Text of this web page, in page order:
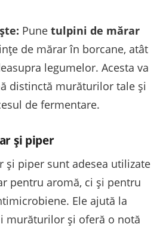
Pune tulpini de mărar
de mărar în borcane, atât
legumelor. Acesta va
distinctă murăturilor tale și
de fermentare.
și piper
și piper sunt adesea utilizate
pentru aromă, ci și pentru
Ele ajută la
murăturilor și oferă o notă